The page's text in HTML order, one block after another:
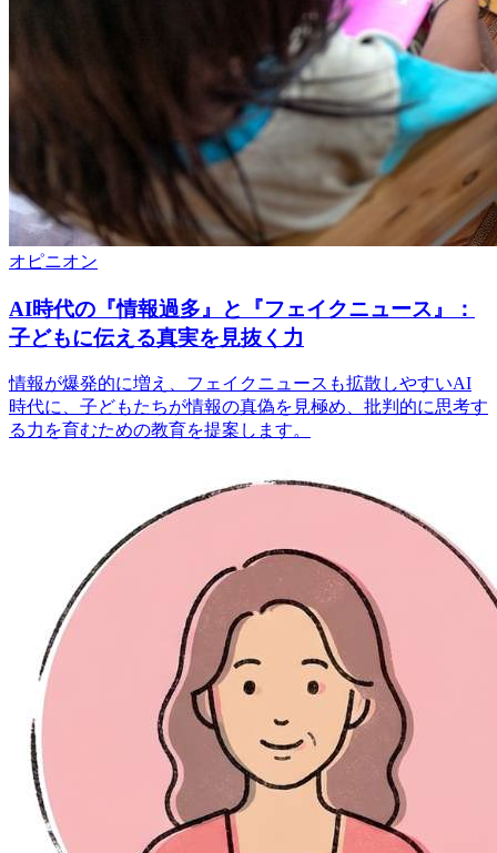
オピニオン
AI時代の『情報過多』と『フェイクニュース』：
子どもに伝える真実を見抜く力
情報が爆発的に増え、フェイクニュースも拡散しやすいAI
時代に、子どもたちが情報の真偽を見極め、批判的に思考す
る力を育むための教育を提案します。